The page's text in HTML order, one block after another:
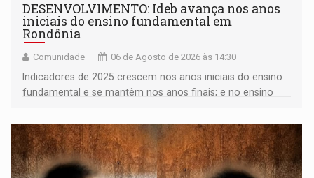
DESENVOLVIMENTO: Ideb avança nos anos
iniciais do ensino fundamental em
Rondônia
Comunidade 06 de Agosto de 2026 às 14:30
Indicadores de 2025 crescem nos anos iniciais do ensino
fundamental e se mantêm nos anos finais; e no ensino